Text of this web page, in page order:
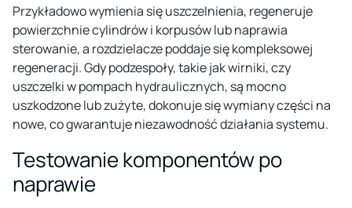
Przykładowo wymienia się uszczelnienia, regeneruje
powierzchnie cylindrów i korpusów lub naprawia
sterowanie, a rozdzielacze poddaje się kompleksowej
regeneracji. Gdy podzespoły, takie jak wirniki, czy
uszczelki w pompach hydraulicznych, są mocno
uszkodzone lub zużyte, dokonuje się wymiany części na
nowe, co gwarantuje niezawodność działania systemu.
Testowanie komponentów po
naprawie